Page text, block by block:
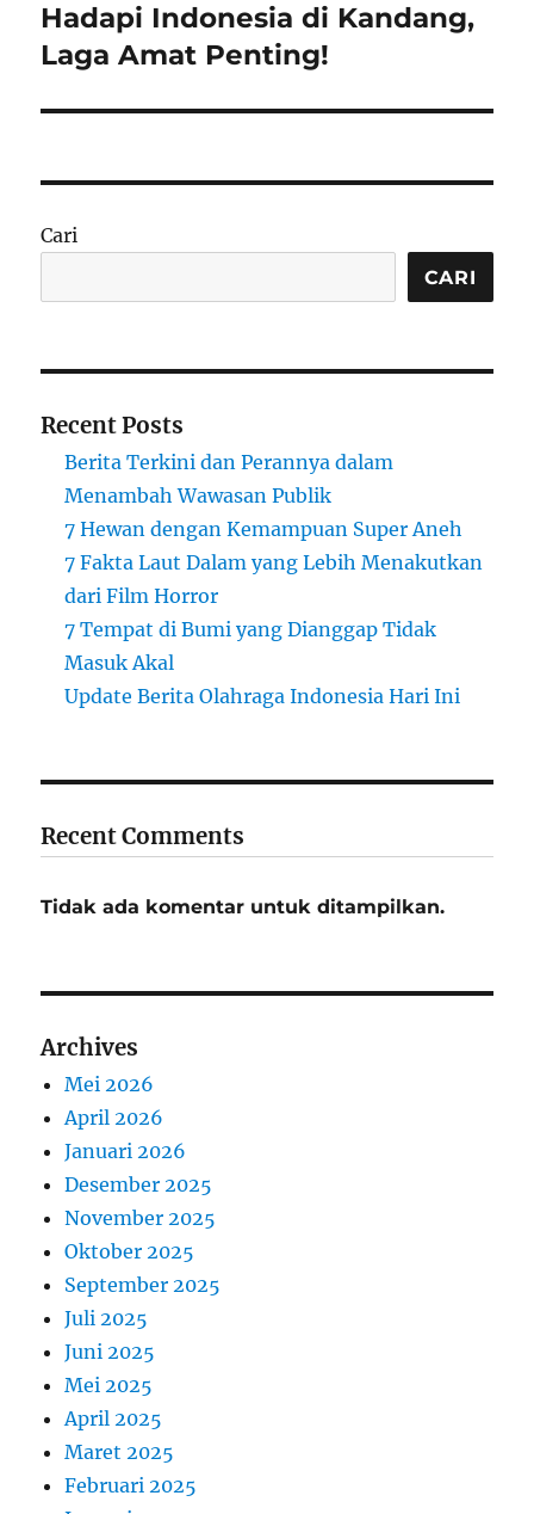
post:
Hadapi Indonesia di Kandang,
Laga Amat Penting!
Cari
CARI
Recent Posts
Berita Terkini dan Perannya dalam
Menambah Wawasan Publik
7 Hewan dengan Kemampuan Super Aneh
7 Fakta Laut Dalam yang Lebih Menakutkan
dari Film Horror
7 Tempat di Bumi yang Dianggap Tidak
Masuk Akal
Update Berita Olahraga Indonesia Hari Ini
Recent Comments
Tidak ada komentar untuk ditampilkan.
Archives
Mei 2026
April 2026
Januari 2026
Desember 2025
November 2025
Oktober 2025
September 2025
Juli 2025
Juni 2025
Mei 2025
April 2025
Maret 2025
Februari 2025